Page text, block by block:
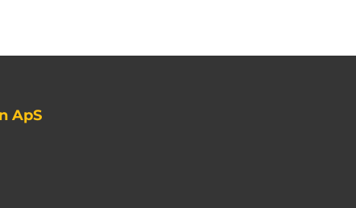
ApS